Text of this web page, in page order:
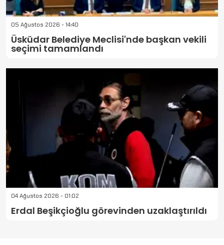
05 Ağustos 2026 - 14:40
Üsküdar Belediye Meclisi'nde başkan vekili
seçimi tamamlandı
04 Ağustos 2026 - 01:02
Erdal Beşikçioğlu görevinden uzaklaştırıldı